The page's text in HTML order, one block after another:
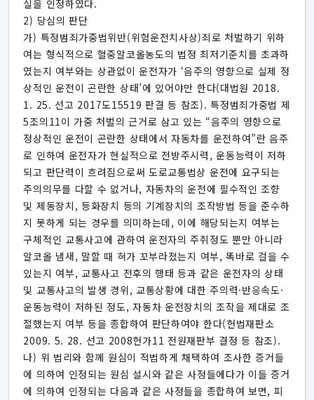
실을 인정하였다.
2) 당심의 판단
가) 특정범죄가중법위반(위험운전치사상)죄로 처벌하기 위하
여는 형식적으로 혈중알코올농도의 법정 최저기준치를 초과하
였는지 여부와는 상관없이 운전자가 ‘음주의 영향으로 실제 정
상적인 운전이 곤란한 상태’에 있어야만 한다(대법원 2018.
1. 25. 선고 2017도15519 판결 등 참조). 특정범죄가중법 제
5조의11이 가중 처벌의 근거로 삼고 있는 “음주의 영향으로
정상적인 운전이 곤란한 상태에서 자동차를 운전하여”란 음주
로 인하여 운전자가 현실적으로 전방주시력, 운동능력이 저하
되고 판단력이 흐려짐으로써 도로교통법상 운전에 요구되는
주의의무를 다할 수 없거나, 자동차의 운전에 필수적인 조향
및 제동장치, 등화장치 등의 기계장치의 조작방법 등을 준수하
지 못하게 되는 경우를 의미하는데, 이에 해당되는지 여부는
구체적인 교통사고에 관하여 운전자의 주취정도 뿐만 아니라
알코올 냄새, 말할 때 혀가 꼬부라졌는지 여부, 똑바로 걸을 수
있는지 여부, 교통사고 전후의 행태 등과 같은 운전자의 상태
및 교통사고의 발생 경위, 교통상황에 대한 주의력·반응속도·
운동능력이 저하된 정도, 자동차 운전장치의 조작을 제대로 조
절했는지 여부 등을 종합하여 판단하여야 한다(헌법재판소
2009. 5. 28. 선고 2008헌가11 전원재판부 결정 등 참조).
나) 위 법리와 함께 원심이 적법하게 채택하여 조사한 증거들
에 의하여 인정되는 원심 설시와 같은 사정들에다가 이들 증거
에 의하여 인정되는 다음과 같은 사정들을 종합하여 보면, 피